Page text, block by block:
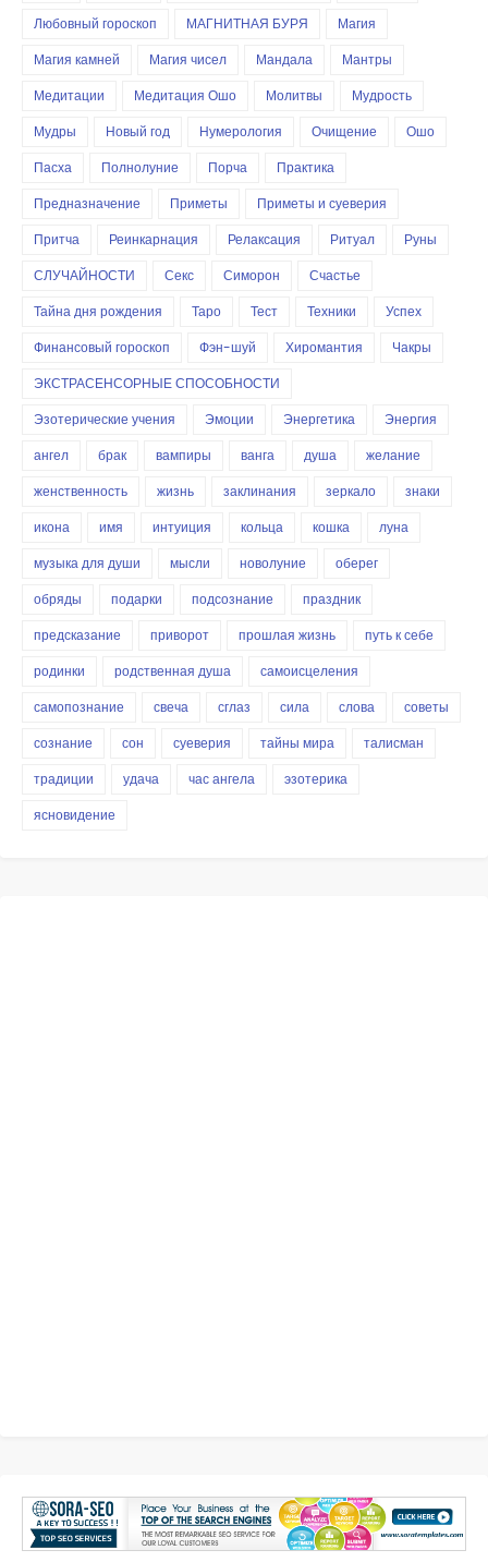
Любовный гороскоп
МАГНИТНАЯ БУРЯ
Магия
Магия камней
Магия чисел Мандала
Мантры
Медитации
Медитация Ошо Молитвы
Мудрость
Мудры
Новый год Нумерология Очищение
Ошо
Пасха
Полнолуние Порча
Практика
Предназначение
Приметы
Приметы и суеверия
Притча
Реинкарнация Релаксация Ритуал
Руны
СЛУЧАЙНОСТИ
Секс Симорон
Счастье
Тайна дня рождения
Таро Тест Техники
Успех
Финансовый гороскоп
Фэн-шуй Хиромантия
Чакры
ЭКСТРАСЕНСОРНЫЕ СПОСОБНОСТИ
Эзотерические учения
Эмоции Энергетика
Энергия
ангел
брак вампиры ванга душа
желание
женственность
жизнь заклинания зеркало
знаки
икона
имя интуиция кольца кошка
луна
музыка для души
мысли новолуние
оберег
обряды
подарки подсознание
праздник
предсказание
приворот прошлая жизнь
путь к себе
родинки
родственная душа
самоисцеления
самопознание
свеча сглаз сила слова
советы
сознание
сон суеверия тайны мира
талисман
традиции
удача час ангела
эзотерика
ясновидение